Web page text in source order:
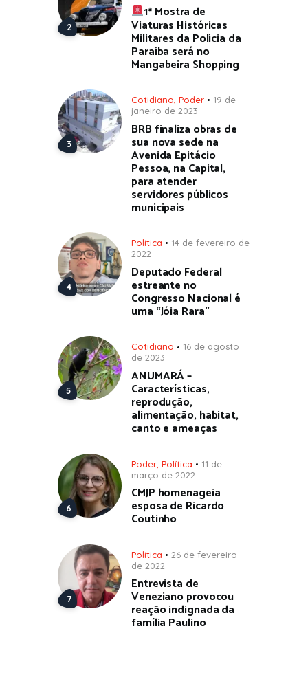
1ª Mostra de
Viaturas Históricas
Militares da Polícia da
Paraíba será no
Mangabeira Shopping
Cotidiano Poder
19 de
janeiro de 2023
BRB finaliza obras de
sua nova sede na
Avenida Epitácio
Pessoa, na Capital,
para atender
servidores públicos
municipais
Política
14 de fevereiro de
2022
Deputado Federal
estreante no
Congresso Nacional é
uma “Jóia Rara”
Cotidiano
16 de agosto
de 2023
ANUMARÁ –
Características,
reprodução,
alimentação, habitat,
canto e ameaças
Poder Política
11 de
março de 2022
CMJP homenageia
esposa de Ricardo
Coutinho
Política
26 de fevereiro
de 2022
Entrevista de
Veneziano provocou
reação indignada da
família Paulino